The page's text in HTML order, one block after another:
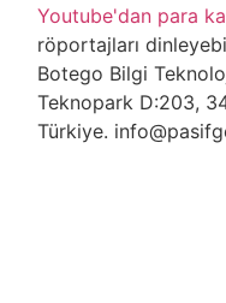
Youtube'dan para
röportajları
Botego Bilgi
Teknopark D:203,
Türkiye.